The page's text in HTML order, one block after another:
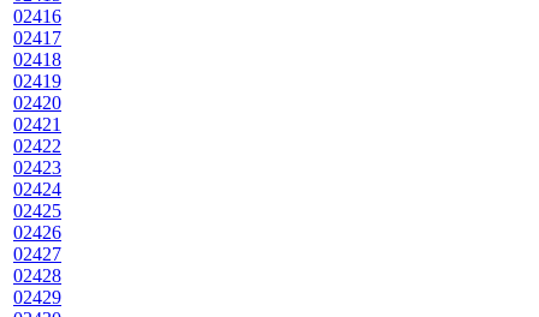
02416
02417
02418
02419
02420
02421
02422
02423
02424
02425
02426
02427
02428
02429